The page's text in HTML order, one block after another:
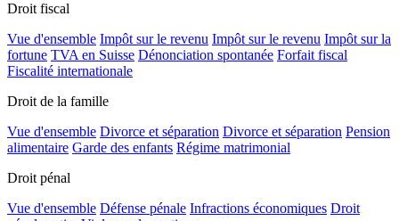
Droit fiscal
Vue d'ensemble Impôt sur le revenu Impôt sur le revenu Impôt sur la
fortune TVA en Suisse Dénonciation spontanée Forfait fiscal
Fiscalité internationale
Droit de la famille
Vue d'ensemble Divorce et séparation Divorce et séparation Pension
alimentaire Garde des enfants Régime matrimonial
Droit pénal
Vue d'ensemble Défense pénale Infractions économiques Droit